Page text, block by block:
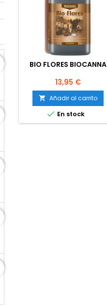
BIO FLORES BIOCANNA
Precio
13,95 €
 Añadir al carrito
 En stock